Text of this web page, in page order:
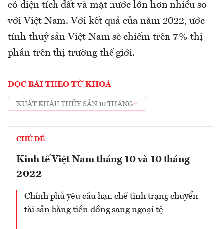
có diện tích đất và mặt nước lớn hơn nhiều so
với Việt Nam. Với kết quả của năm 2022, ước
tính thuỷ sản Việt Nam sẽ chiếm trên 7% thị
phần trên thị trường thế giới.
ĐỌC BÀI THEO TỪ KHOÁ
XUẤT KHẨU THỦY SẢN 10 THÁNG
CHỦ ĐỀ
Kinh tế Việt Nam tháng 10 và 10 tháng
2022
Chính phủ yêu cầu hạn chế tình trạng chuyển
tài sản bằng tiền đồng sang ngoại tệ